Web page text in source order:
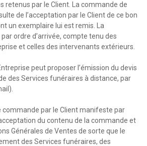
retenus par le Client. La commande de
de l’acceptation par le Client de ce bon
un exemplaire lui est remis. La
ordre d’arrivée, compte tenu des
et celles des intervenants extérieurs.
peut proposer l’émission du devis
des Services funéraires à distance, par
commande par le Client manifeste par
du contenu de la commande et
Générales de Ventes de sorte que le
des Services funéraires, des